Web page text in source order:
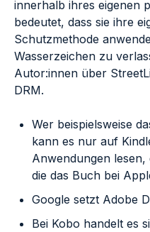
innerhalb ihres eigenen
bedeutet, dass sie ihre
Schutzmethode
Wasserzeichen zu
Autor:innen über
DRM.
Wer beispielsweise
kann es nur auf
Anwendungen lesen,
die das Buch bei
Google setzt Adobe
Bei Kobo handelt es